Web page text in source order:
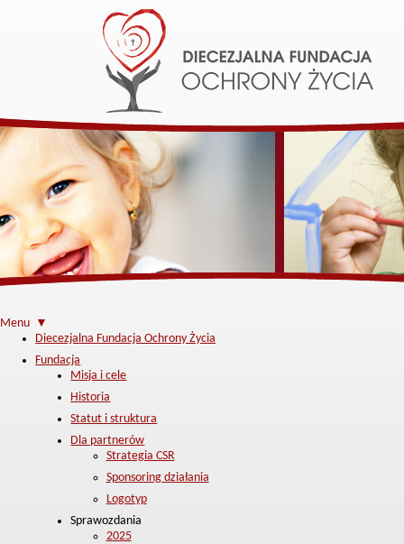
Menu ▼
Diecezjalna Fundacja Ochrony Życia
Fundacja
Misja i cele
Historia
Statut i struktura
Dla partnerów
Strategia CSR
Sponsoring działania
Logotyp
Sprawozdania
2025